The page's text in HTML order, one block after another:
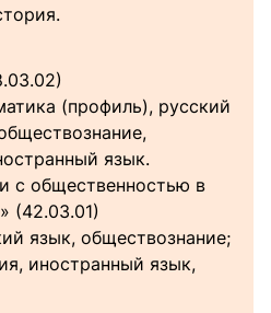
(профиль), русский
язык.
с общественностью в
(42.03.01)
язык, обществознание;
иностранный язык,